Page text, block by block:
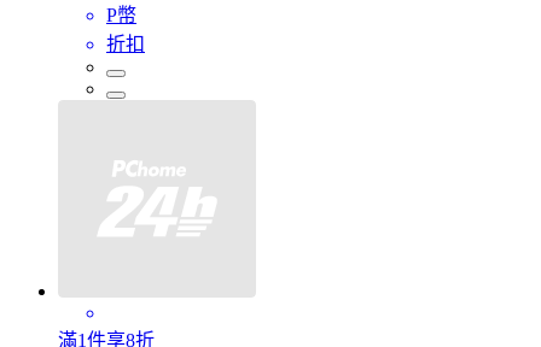
P幣
折扣
滿1件享8折